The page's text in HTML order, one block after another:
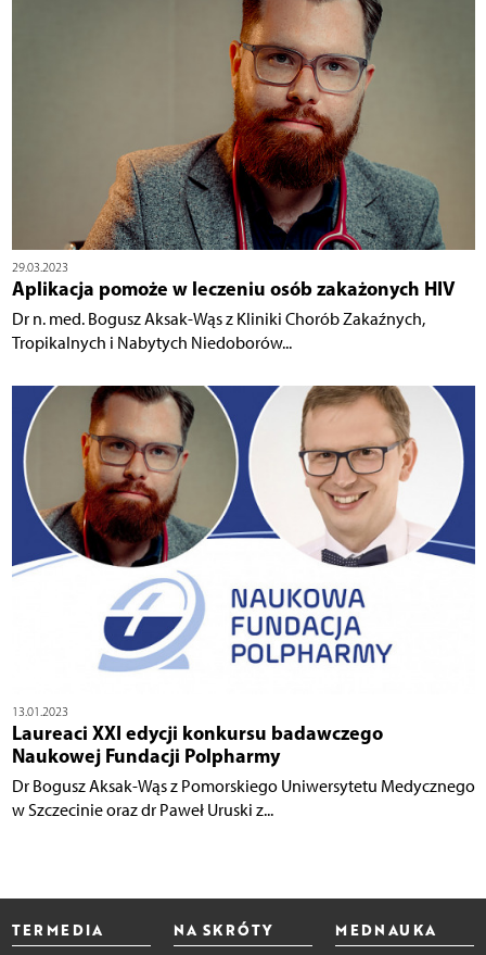
29.03.2023
Aplikacja pomoże w leczeniu osób zakażonych HIV
Dr n. med. Bogusz Aksak-Wąs z Kliniki Chorób Zakaźnych,
Tropikalnych i Nabytych Niedoborów...
13.01.2023
Laureaci XXI edycji konkursu badawczego
Naukowej Fundacji Polpharmy
Dr Bogusz Aksak-Wąs z Pomorskiego Uniwersytetu Medycznego
w Szczecinie oraz dr Paweł Uruski z...
TERMEDIA NA SKRÓTY MEDNAUKA